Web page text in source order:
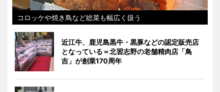
コロッケや焼き鳥など総菜も幅広く扱う
近江牛、鹿児島黒牛・黒豚などの認定販売店
となっている＝北習志野の老舗精肉店「鳥
吉」が創業170周年